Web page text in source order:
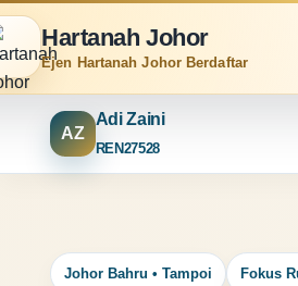
Hartanah Johor
Ejen Hartanah Johor Berdaftar
AZ
Adi Zaini
REN27528
Johor Bahru • Tampoi Fokus